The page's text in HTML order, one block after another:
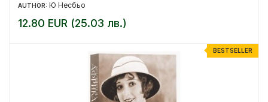
AUTHOR: Ю Несбьо
12.80 EUR (25.03 лв.)
BESTSELLER